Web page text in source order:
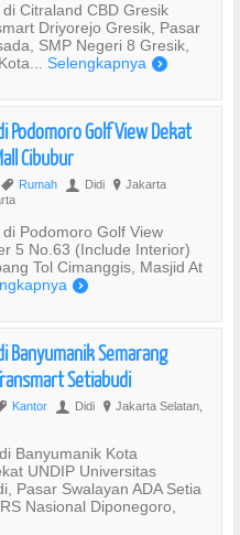
Citraland CBD Gresik
Driyorejo Gresik, Pasar
SMP Negeri 8 Gresik,
Selengkapnya )
Podomoro Golf View Dekat
Cibubur
, Rumah U Didi ? Jakarta
Podomoro Golf View
5 No.63 (Include Interior)
Tol Cimanggis, Masjid At
)
Banyumanik Semarang
Setiabudi
Kantor U Didi ? Jakarta Selatan,
Banyumanik Kota
UNDIP Universitas
Pasar Swalayan ADA Setia
Nasional Diponegoro,